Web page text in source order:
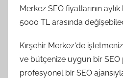
Merkez SEO fiyatlarının
5000 TL arasında
Kırşehir Merkez'de
ve bütçenize uygun bir SEO
profesyonel bir SEO